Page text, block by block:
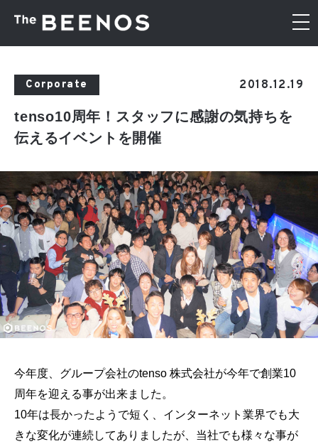
Corporate 2018.12.19
tenso10周年！スタッフに感謝の気持ちを
伝えるイベントを開催
今年度、グループ会社のtenso 株式会社が今年で創業10
周年を迎える事が出来ました。
10年は長かったようで短く、インターネット業界でも大
きな変化が連続してありましたが、当社でも様々な事が